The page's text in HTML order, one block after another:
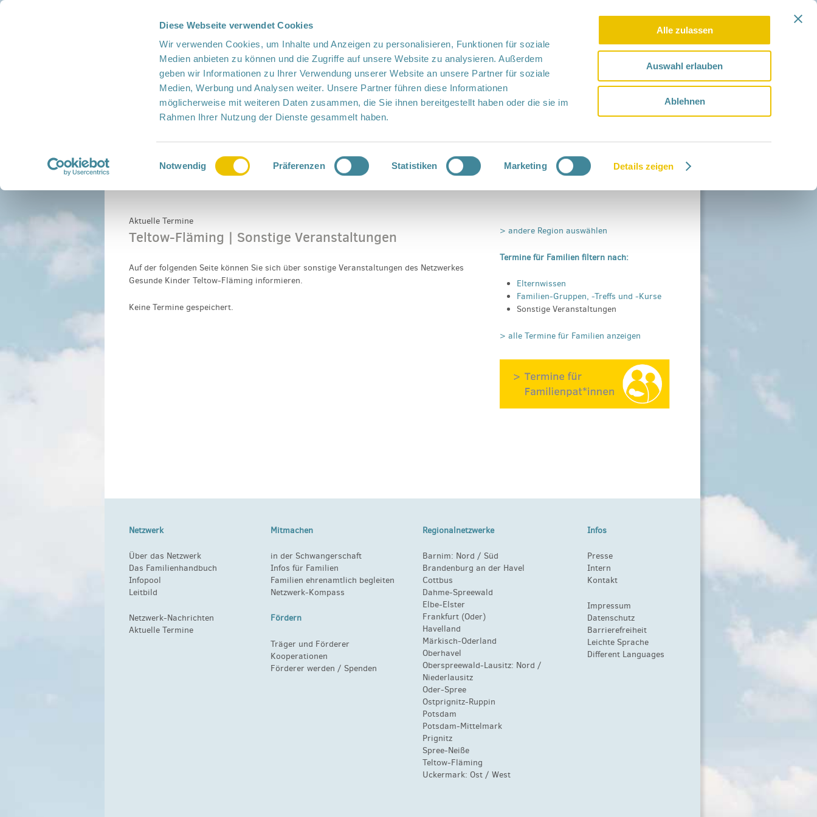
Diese Webseite verwendet Cookies
Wir verwenden Cookies, um Inhalte und Anzeigen zu personalisieren, Funktionen für soziale
Medien anbieten zu können und die Zugriffe auf unsere Website zu analysieren. Außerdem
geben wir Informationen zu Ihrer Verwendung unserer Website an unsere Partner für soziale
Medien, Werbung und Analysen weiter. Unsere Partner führen diese Informationen
möglicherweise mit weiteren Daten zusammen, die Sie ihnen bereitgestellt haben oder die sie im
Rahmen Ihrer Nutzung der Dienste gesammelt haben.
Einwilligungsauswahl
Notwendig Präferenzen Statistiken Marketing Details zeigen
Alle zulassen
Auswahl erlauben
Ablehnen
s
Intern Netzwerk-Kompass Leichte Sprache Languages
Termine ›Teltow-Fläming Sonstige Veranstaltungen
Aktuelle Termine
Teltow-Fläming | Sonstige Veranstaltungen
Auf der folgenden Seite können Sie sich über sonstige Veranstaltungen des Netzwerkes
Gesunde Kinder Teltow-Fläming informieren.
Keine Termine gespeichert.
> andere Region auswählen
Termine für Familien filtern nach:
Elternwissen
Familien-Gruppen, -Treffs und -Kurse
Sonstige Veranstaltungen
> alle Termine für Familien anzeigen
Netzwerk
Über das Netzwerk
Das Familienhandbuch
Infopool
Leitbild
Netzwerk-Nachrichten
Aktuelle Termine
Mitmachen
in der Schwangerschaft
Infos für Familien
Familien ehrenamtlich begleiten
Netzwerk-Kompass
Fördern
Träger und Förderer
Kooperationen
Förderer werden / Spenden
Regionalnetzwerke
Barnim: Nord / Süd
Brandenburg an der Havel
Cottbus
Dahme-Spreewald
Elbe-Elster
Frankfurt (Oder)
Havelland
Märkisch-Oderland
Oberhavel
Oberspreewald-Lausitz: Nord /
Niederlausitz
Oder-Spree
Ostprignitz-Ruppin
Potsdam
Potsdam-Mittelmark
Prignitz
Spree-Neiße
Teltow-Fläming
Uckermark:Ost /West
Infos
Presse
Intern
Kontakt
Impressum
Datenschutz
Barrierefreiheit
Leichte Sprache
Different Languages